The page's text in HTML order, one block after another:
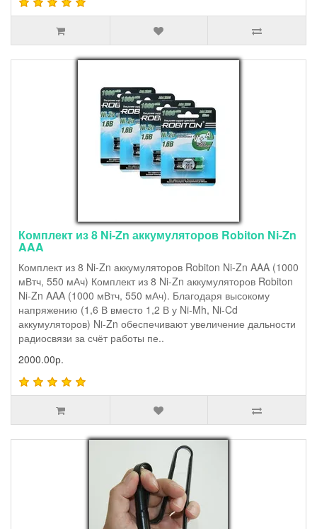
Комплект из 8 Ni-Zn аккумуляторов Robiton Ni-Zn
AAA
Комплект из 8 Ni-Zn аккумуляторов Robiton Ni-Zn AAA (1000
мВтч, 550 мАч) Комплект из 8 Ni-Zn аккумуляторов Robiton
Ni-Zn AAA (1000 мВтч, 550 мАч). Благодаря высокому
напряжению (1,6 В вместо 1,2 В у Ni-Mh, Ni-Cd
аккумуляторов) Ni-Zn обеспечивают увеличение дальности
радиосвязи за счёт работы пе..
2000.00р.